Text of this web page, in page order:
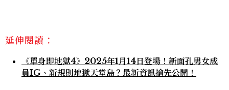
延伸閱讀：
《單身即地獄4》2025年1月14日登場！新面孔男女成
員IG、新規則地獄天堂島？最新資訊搶先公開！